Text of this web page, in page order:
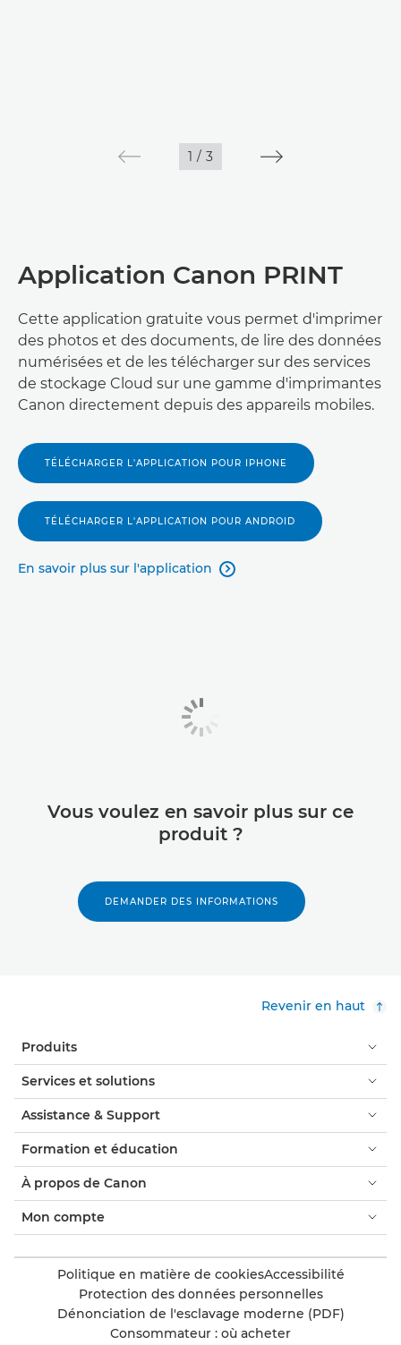
1 / 3
Application Canon PRINT
Cette application gratuite vous permet d'imprimer
des photos et des documents, de lire des données
numérisées et de les télécharger sur des services
de stockage Cloud sur une gamme d'imprimantes
Canon directement depuis des appareils mobiles.
TÉLÉCHARGER L'APPLICATION POUR IPHONE
TÉLÉCHARGER L'APPLICATION POUR ANDROID
En savoir plus sur l'application 
Vous voulez en savoir plus sur ce
produit ?
DEMANDER DES INFORMATIONS
Revenir en haut
Produits
Services et solutions
Assistance & Support
Formation et éducation
À propos de Canon
Mon compte
Politique en matière de cookiesAccessibilité
Protection des données personnelles
Dénonciation de l'esclavage moderne (PDF)
Consommateur : où acheter